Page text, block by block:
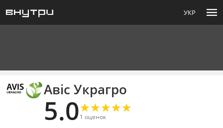
УКР menu
Авіс Украгро
5.0★
★★
★★
★★
★★
★
1 оценок